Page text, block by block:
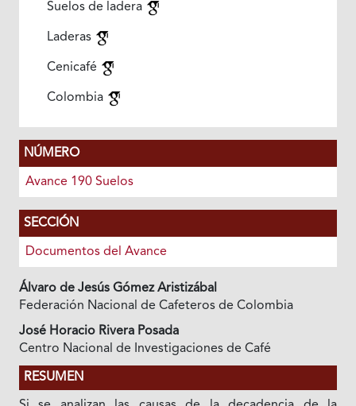
Suelos de ladera
Laderas
Cenicafé
Colombia
NÚMERO
Avance 190 Suelos
SECCIÓN
Documentos del Avance
Álvaro de Jesús Gómez Aristizábal
Federación Nacional de Cafeteros de Colombia
José Horacio Rivera Posada
Centro Nacional de Investigaciones de Café
RESUMEN